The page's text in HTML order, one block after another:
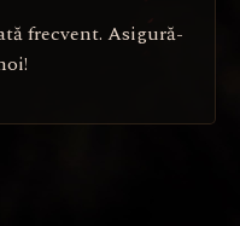
frecvent. Asigură-